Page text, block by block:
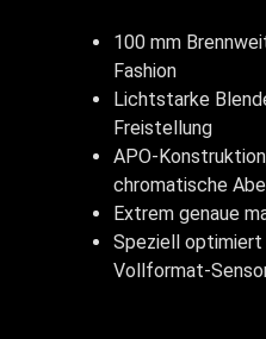
100 mm
Fashion
Lichtstarke
Freistellung
APO-
chromatische
Extrem genaue
Speziell
Vollformat-